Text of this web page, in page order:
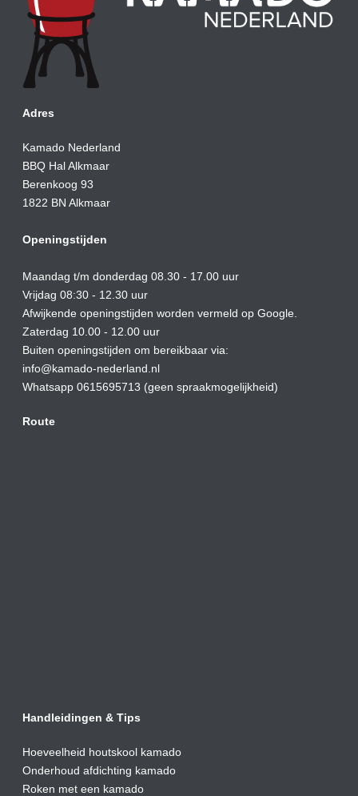
Adres
Kamado Nederland
BBQ Hal Alkmaar
Berenkoog 93
1822 BN Alkmaar
Openingstijden
Maandag t/m donderdag 08.30 - 17.00 uur
Vrijdag 08:30 - 12.30 uur
Afwijkende openingstijden worden vermeld op Google.
Zaterdag 10.00 - 12.00 uur
Buiten openingstijden om bereikbaar via:
info@kamado-nederland.nl
Whatsapp 0615695713 (geen spraakmogelijkheid)
Route
Handleidingen & Tips
Hoeveelheid houtskool kamado
Onderhoud afdichting kamado
Roken met een kamado